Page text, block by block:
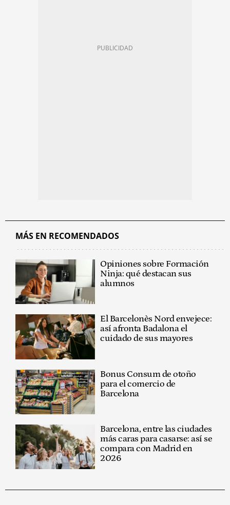
MÁS EN RECOMENDADOS
Opiniones sobre Formación
Ninja: qué destacan sus
alumnos
El Barcelonès Nord envejece:
así afronta Badalona el
cuidado de sus mayores
Bonus Consum de otoño
para el comercio de
Barcelona
Barcelona, entre las ciudades
más caras para casarse: así se
compara con Madrid en
2026